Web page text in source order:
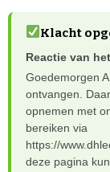
Klacht
Reactie van
Goedemorgen
ontvangen.
opnemen met
bereiken via
https://
deze pagina